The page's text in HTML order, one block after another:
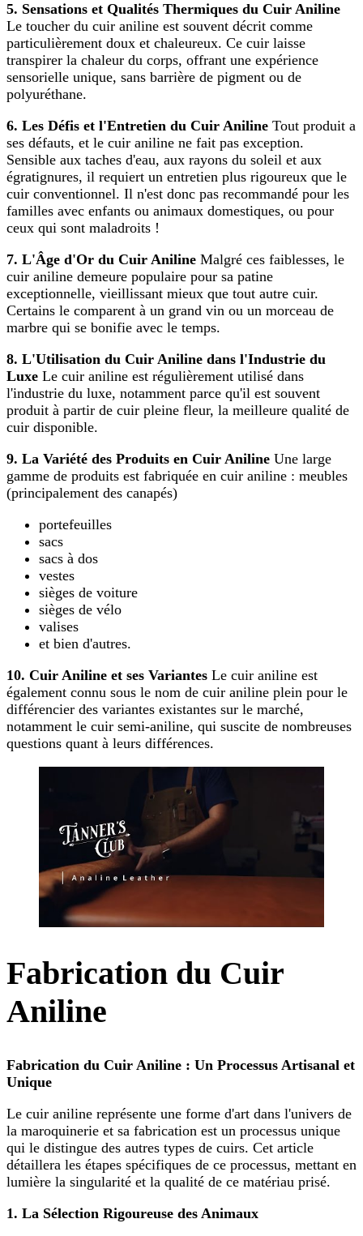
5. Sensations et Qualités Thermiques du Cuir Aniline
Le toucher du cuir aniline est souvent décrit comme
particulièrement doux et chaleureux. Ce cuir laisse
transpirer la chaleur du corps, offrant une expérience
sensorielle unique, sans barrière de pigment ou de
polyuréthane.
6. Les Défis et l'Entretien du Cuir Aniline Tout produit a
ses défauts, et le cuir aniline ne fait pas exception.
Sensible aux taches d'eau, aux rayons du soleil et aux
égratignures, il requiert un entretien plus rigoureux que le
cuir conventionnel. Il n'est donc pas recommandé pour les
familles avec enfants ou animaux domestiques, ou pour
ceux qui sont maladroits !
7. L'Âge d'Or du Cuir Aniline Malgré ces faiblesses, le
cuir aniline demeure populaire pour sa patine
exceptionnelle, vieillissant mieux que tout autre cuir.
Certains le comparent à un grand vin ou un morceau de
marbre qui se bonifie avec le temps.
8. L'Utilisation du Cuir Aniline dans l'Industrie du
Luxe Le cuir aniline est régulièrement utilisé dans
l'industrie du luxe, notamment parce qu'il est souvent
produit à partir de cuir pleine fleur, la meilleure qualité de
cuir disponible.
9. La Variété des Produits en Cuir Aniline Une large
gamme de produits est fabriquée en cuir aniline : meubles
(principalement des canapés)
portefeuilles
sacs
sacs à dos
vestes
sièges de voiture
sièges de vélo
valises
et bien d'autres.
10. Cuir Aniline et ses Variantes Le cuir aniline est
également connu sous le nom de cuir aniline plein pour le
différencier des variantes existantes sur le marché,
notamment le cuir semi-aniline, qui suscite de nombreuses
questions quant à leurs différences.
Fabrication du Cuir
Aniline
Fabrication du Cuir Aniline : Un Processus Artisanal et
Unique
Le cuir aniline représente une forme d'art dans l'univers de
la maroquinerie et sa fabrication est un processus unique
qui le distingue des autres types de cuirs. Cet article
détaillera les étapes spécifiques de ce processus, mettant en
lumière la singularité et la qualité de ce matériau prisé.
1. La Sélection Rigoureuse des Animaux